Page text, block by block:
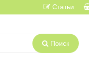
Статьи
Поиск